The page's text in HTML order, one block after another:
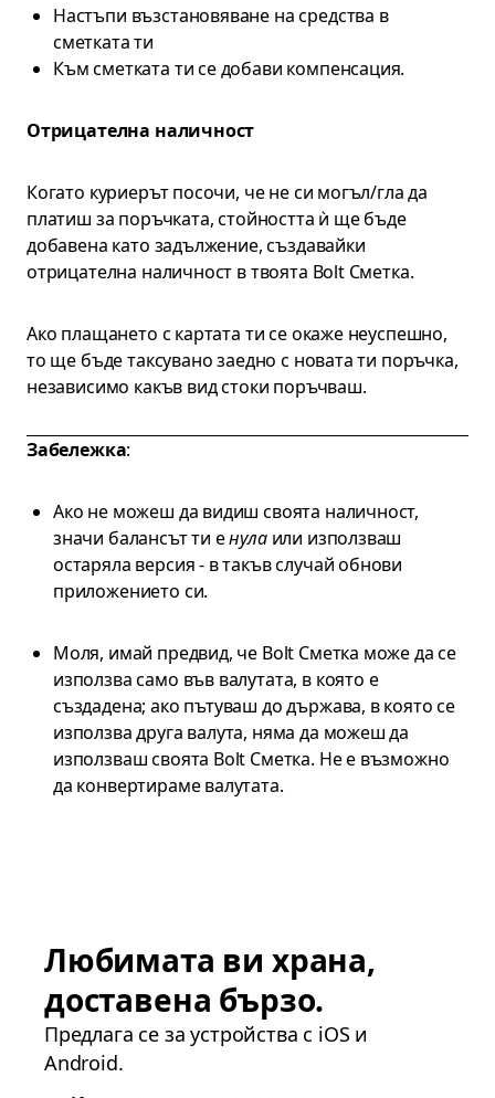
Настъпи възстановяване на средства в
сметката ти
Към сметката ти се добави компенсация.
Отрицателна наличност
Когато куриерът посочи, че не си могъл/гла да
платиш за поръчката, стойността ѝ ще бъде
добавена като задължение, създавайки
отрицателна наличност в твоята Bolt Сметка.
Ако плащането с картата ти се окаже неуспешно,
то ще бъде таксувано заедно с новата ти поръчка,
независимо какъв вид стоки поръчваш.
Забележка:
Ако не можеш да видиш своята наличност,
значи балансът ти енулаили използваш
остаряла версия - в такъв случай обнови
приложението си.
Моля, имай предвид, че Bolt Сметка може да се
използва само във валутата, в която е
създадена; ако пътуваш до държава, в която се
използва друга валута, няма да можеш да
използваш своята Bolt Сметка. Не е възможно
да конвертираме валутата.
Любимата ви храна,
доставена бързо.
Предлага се за устройства с iOS и
Android.